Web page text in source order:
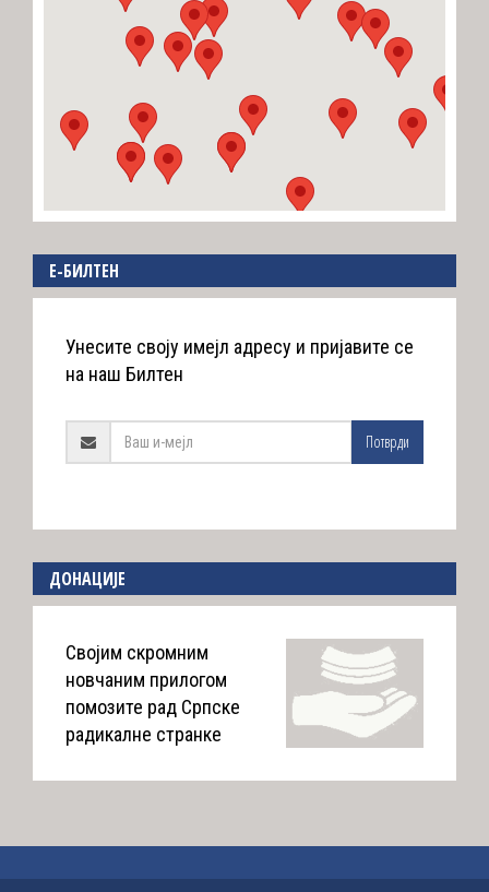
E-БИЛТЕН
Унесите своју имејл адресу и пријавите се
на наш Билтен
Потврди
ДОНАЦИЈЕ
Својим скромним
новчаним прилогом
помозите рад Српске
радикалне странке